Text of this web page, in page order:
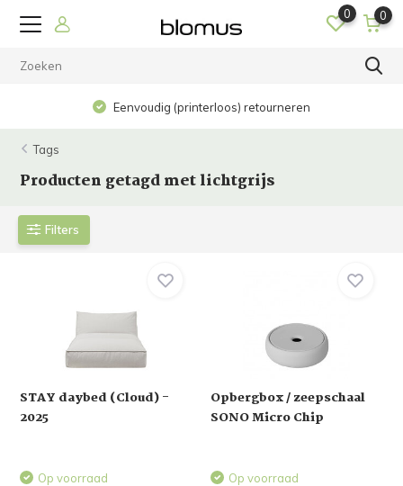
0 0
Eenvoudig (printerloos) retourneren
Tags
Producten getagd met lichtgrijs
Filters
STAY daybed (Cloud) -
2025
Op voorraad
Opbergbox / zeepschaal
SONO Micro Chip
Op voorraad